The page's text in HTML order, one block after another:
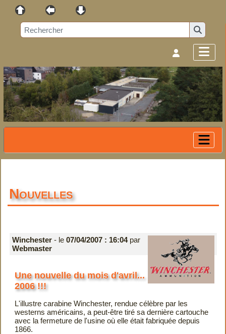
Nouvelles
Winchester - le 07/04/2007 : 16:04par
Webmaster
Une nouvelle du mois d'avril...
2006 !!!
L'illustre carabine Winchester, rendue célèbre par les
westerns américains, a peut-être tiré sa dernière cartouche
avec la fermeture de l'usine où elle était fabriquée depuis
1866.